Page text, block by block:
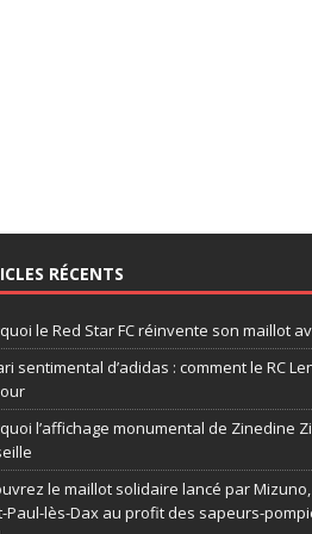
RÉCENTS
le Red Star FC réinvente son maillot
sentimental d’adidas : comment le RC
l’affichage monumental de Zinedine
le maillot solidaire lancé par
Paul-lès-Dax au profit des sapeurs-